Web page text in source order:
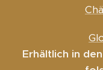
Erhältlich in